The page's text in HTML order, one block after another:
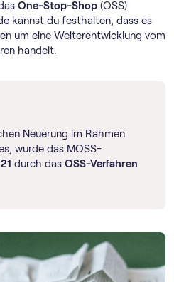
One-Stop-Shop (OSS)
kannst du festhalten, dass es
um eine Weiterentwicklung vom
handelt.
Neuerung im Rahmen
wurde das MOSS-
durch das OSS-Verfahren